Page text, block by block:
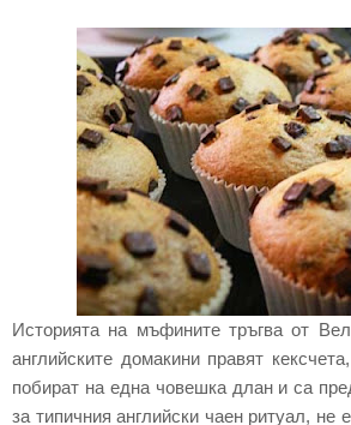
Историята на мъфините тръгва от
английските домакини правят
побират на една човешка длан и са
за типичния английски чаен ритуал, не